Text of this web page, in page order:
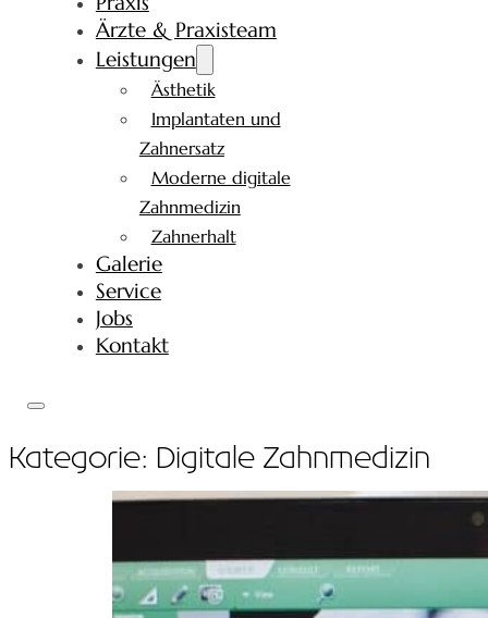
Ärzte & Praxisteam
Leistungen
Ästhetik
Implantaten und
Zahnersatz
Moderne digitale
Zahnmedizin
Zahnerhalt
Galerie
Service
Jobs
Kontakt
Kategorie: Digitale Zahnmedizin